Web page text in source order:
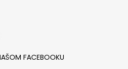
FACEBOOKU